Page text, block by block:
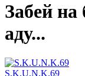
Забей
аду...
S.K.U.N.K.69